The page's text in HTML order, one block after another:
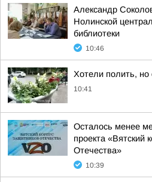
Александр
Нолинской
библиотеки
10:46
Хотели полить, но
10:41
Осталось менее
проекта «Вятский
Отечества»
10:39